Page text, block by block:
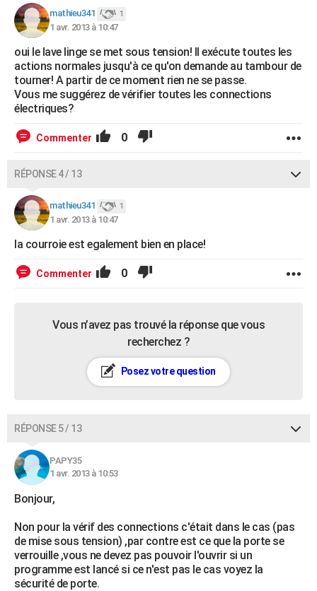
mathieu341 1
1 avr. 2013 à 10:47
oui le lave linge se met sous tension! Il exécute toutes les
actions normales jusqu'à ce qu'on demande au tambour de
tourner! A partir de ce moment rien ne se passe.
Vous me suggérez de vérifier toutes les connections
électriques?
Commenter 0
RÉPONSE 4 / 13
mathieu341 1
1 avr. 2013 à 10:47
la courroie est egalement bien en place!
Commenter 0
Vous n’avez pas trouvé la réponse que vous
recherchez ?
Posez votre question
RÉPONSE 5 / 13
PAPY35
1 avr. 2013 à 10:53
Bonjour,
Non pour la vérif des connections c'était dans le cas (pas
de mise sous tension) ,par contre est ce que la porte se
verrouille ,vous ne devez pas pouvoir l'ouvrir si un
programme est lancé si ce n'est pas le cas voyez la
sécurité de porte.